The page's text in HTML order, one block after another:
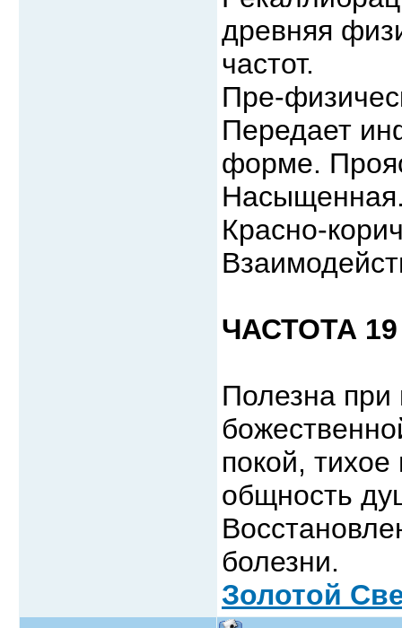
древняя
частот.
Пре-
Передает
форме.
Красно-
ЧАСТОТА 19
Полезна при
покой,
общность
болезни.
Золотой